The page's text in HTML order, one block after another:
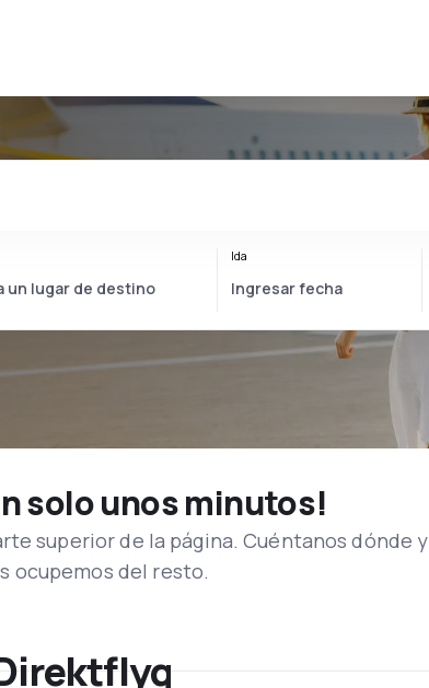
Ida
solo unos minutos!
superior de la página. Cuéntanos dónde y
ocupemos del resto.